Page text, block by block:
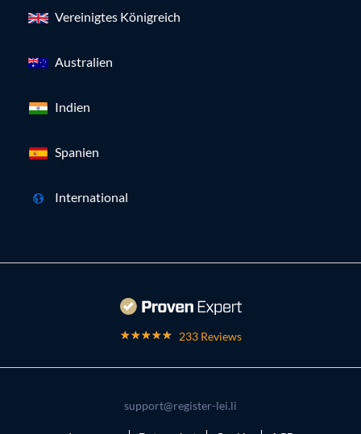
Vereinigtes Königreich
Australien
Indien
Spanien
International
233 Reviews
support@register-lei.li